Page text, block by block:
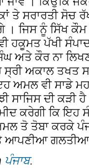
ਤੇ ਸਰਾਰਤੀ ਸੋਚ
। ਜਿਸ ਨੂੰ ਸਿੱਖ
ਹਕੂਮਤ ਪੱਖੀ
ਅਤੇ ਕੌਰ ਨਾ
ਅਕਾਲ ਤਖਤ
ਅਮਲ ਵੀ ਸਾਡੇ
ਸਾਜਿਸ ਦੀ ਕੜੀ
ਕਰੇਗੀ ਕਿ ਇਹ
ਤੋ ਤੋਬਾ ਕਰਕੇ
ਆਪਣੀਆ
ਪੰਜਾਬ.